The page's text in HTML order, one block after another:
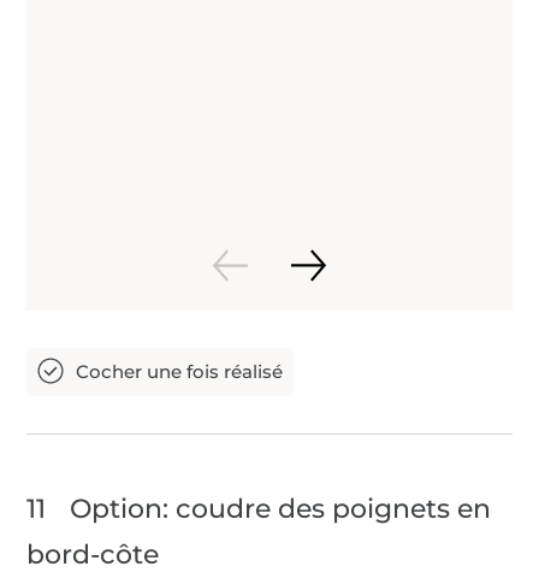
11
Option: coudre des poignets en
bord-côte